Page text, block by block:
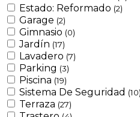
Estado: Reformado (2)
Garage (2)
Gimnasio (0)
Jardín (17)
Lavadero (7)
Parking (3)
Piscina (19)
Sistema De Seguridad (10)
Terraza (27)